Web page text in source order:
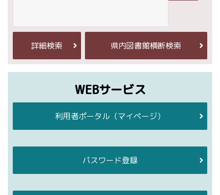
詳細検索 県内図書館横断検索
WEBサービス
利用者ポータル （マイページ）
パスワード登録